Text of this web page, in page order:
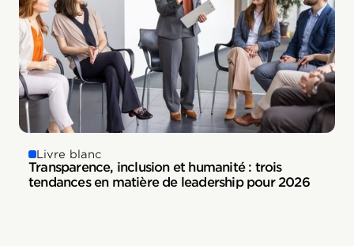
Livre blanc
Transparence, inclusion et humanité : trois
tendances en matière de leadership pour 2026